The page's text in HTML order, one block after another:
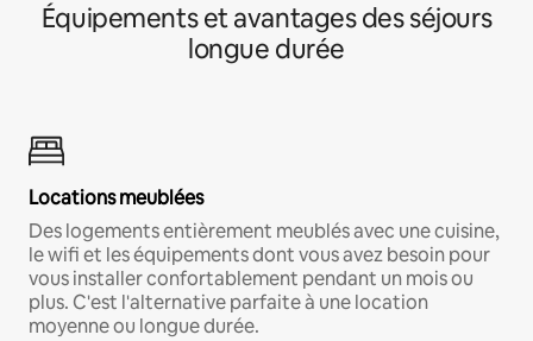
Équipements et avantages des séjours
longue durée
Locations meublées
Des logements entièrement meublés avec une cuisine,
le wifi et les équipements dont vous avez besoin pour
vous installer confortablement pendant un mois ou
plus. C'est l'alternative parfaite à une location
moyenne ou longue durée.